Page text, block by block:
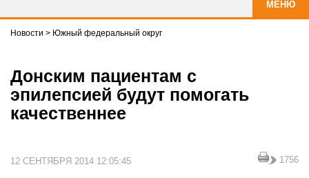
МЕНЮ
Новости > Южный федеральный округ
Донским пациентам с
эпилепсией будут помогать
качественнее
12 СЕНТЯБРЯ 2014 12:05:45 1756